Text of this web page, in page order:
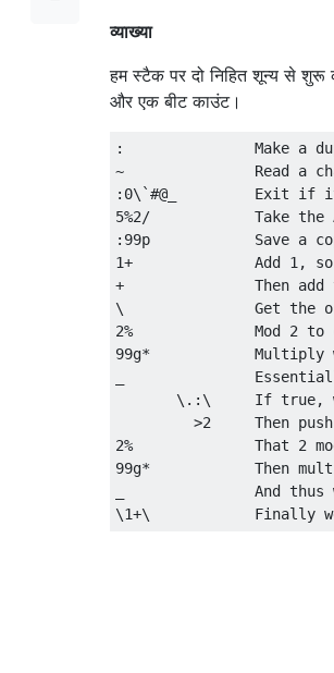
व्याख्या
हम स्टैक पर दो निहित शून्य से शुरू
और एक बीट काउंट।
:               Make a
~               Read a
:0\`#@_         Exit if
5%2/            Take the
:99p            Save a
1+              Add 1, so
+               Then add
\               Get the
2%              Mod 2 to
99g*            Multiply
_
\.:\     If true,
>2     Then
2%              That 2
99g*            Then
_               And thus